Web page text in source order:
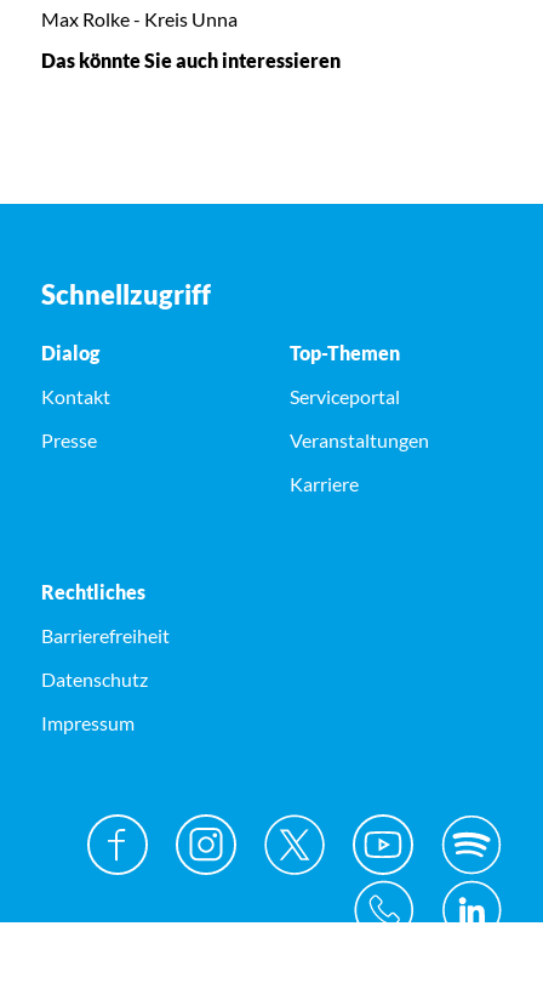
Max Rolke - Kreis Unna
Das könnte Sie auch interessieren
Schnellzugriff
Dialog
Kontakt
Presse
Top-Themen
Serviceportal
Veranstaltungen
Karriere
Rechtliches
Barrierefreiheit
Datenschutz
Impressum